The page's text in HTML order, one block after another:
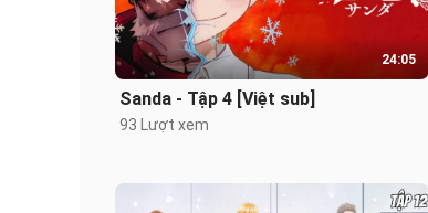
24:05
Sanda - Tập 4 [Việt sub]
93 Lượt xem